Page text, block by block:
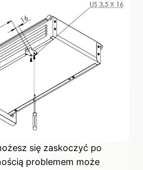
się zaskoczyć po
problemem może